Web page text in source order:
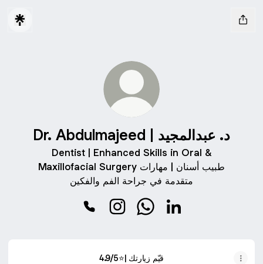
Dr. Abdulmajeed | د. عبدالمجيد
Dentist | Enhanced Skills in Oral &
Maxillofacial Surgery طبيب أسنان | مهارات
متقدمة في جراحة الفم والفكين
قيّم زيارتك |⭐️4.9/5